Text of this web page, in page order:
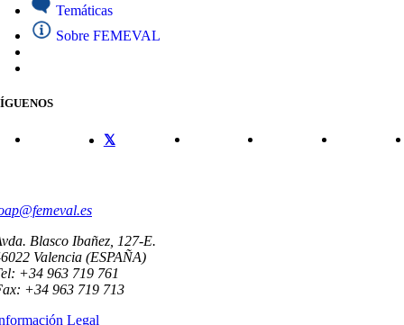
Temáticas
Sobre FEMEVAL
Blasco Ibañez, 127-E.
Valencia (ESPAÑA)
+34 963 719 761
+34 963 719 713
Legal